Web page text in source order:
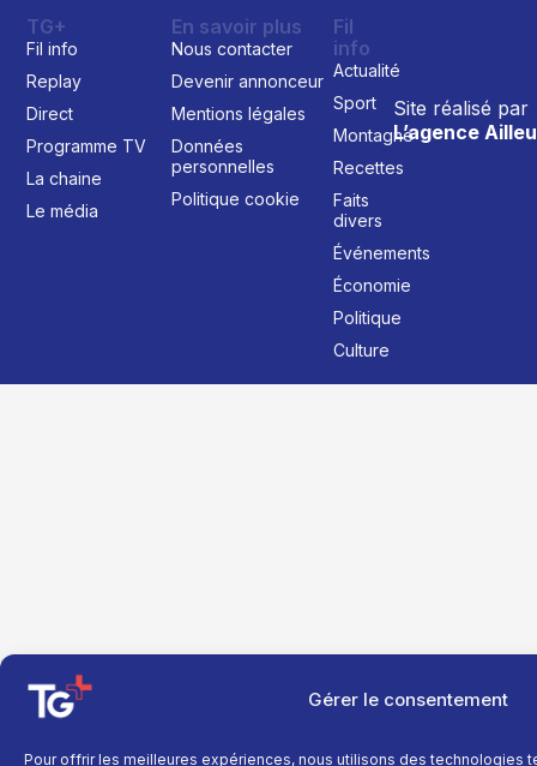
Gérer le consentement
Pour offrir les meilleures expériences, nous utilisons des technologies
Site réalisé par
L’agence
TG+
Fil info
Replay
Direct
Programme TV
La chaine
Le média
En savoir plus
Nous contacter
Devenir annonceur
Mentions légales
Données
personnelles
Politique cookie
Fil
info
Actualité
Sport
Montagne
Recettes
Faits
divers
Événements
Économie
Politique
Culture